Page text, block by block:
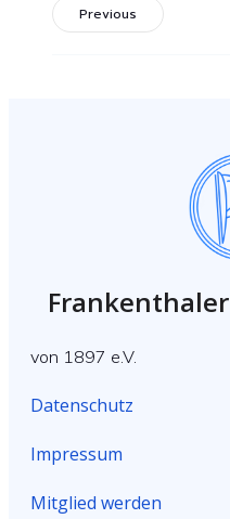
Previous
von 1897 e.V.
Datenschutz
Impressum
Mitglied werden